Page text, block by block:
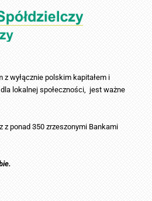
wyłącznie polskim kapitałem i
lokalnej społeczności, jest ważne
z ponad 350 zrzeszonymi Bankami